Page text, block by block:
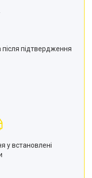
підтвердження
у встановлені